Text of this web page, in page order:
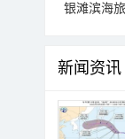
新闻资讯